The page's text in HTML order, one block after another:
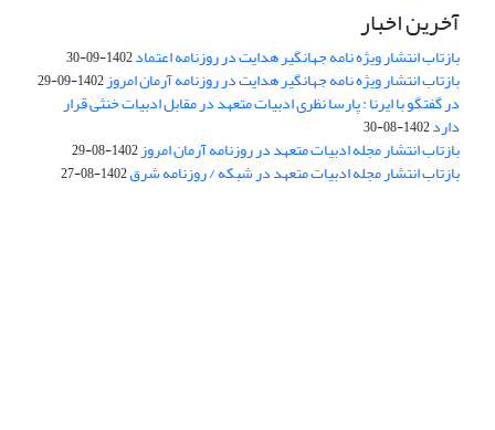
آخرین اخبار
بازتاب انتشار ویژه نامه جهانگیر هدایت در روزنامه اعتماد1402-09-30
بازتاب انتشار ویژه نامه جهانگیر هدایت در روزنامه آرمان امروز1402-09-29
در گفتگو با ایرنا : پارسا نظری ادبیات متعهد در مقابل ادبیات خنثی قرار
دارد1402-08-30
بازتاب انتشار مجله ادبیات متعهد در روزنامه آرمان امروز1402-08-29
بازتاب انتشار مجله ادبیات متعهد در شبکه / روزنامه شرق1402-08-27